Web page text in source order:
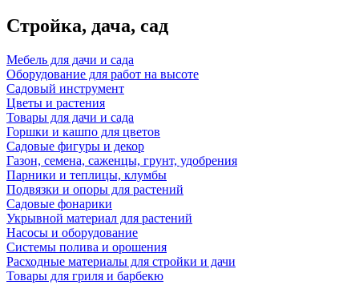
Стройка, дача, сад
Мебель для дачи и сада
Оборудование для работ на высоте
Садовый инструмент
Цветы и растения
Товары для дачи и сада
Горшки и кашпо для цветов
Садовые фигуры и декор
Газон, семена, саженцы, грунт, удобрения
Парники и теплицы, клумбы
Подвязки и опоры для растений
Садовые фонарики
Укрывной материал для растений
Насосы и оборудование
Системы полива и орошения
Расходные материалы для стройки и дачи
Товары для гриля и барбекю